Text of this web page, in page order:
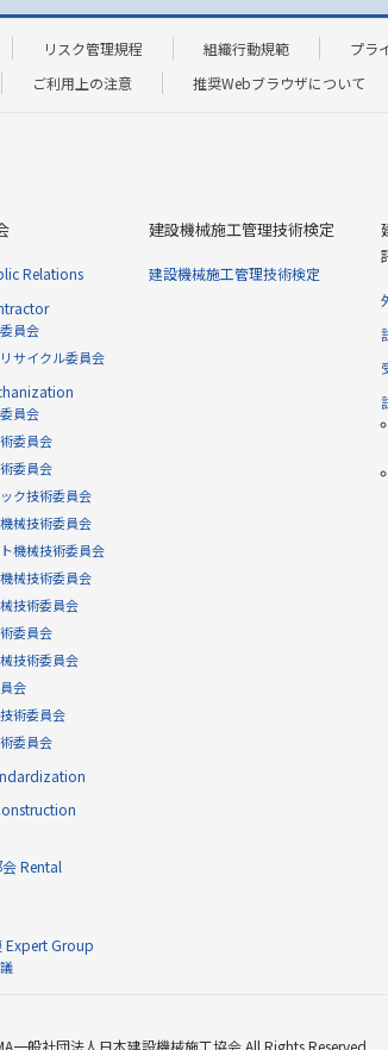
リスク管理規程 組織行動規範 プラ
ご利用上の注意 推奨Webブラウザについて
Relations
員会
サイクル委員会
員会
委員会
委員会
ク技術委員会
械技術委員会
機械技術委員会
械技術委員会
技術委員会
委員会
技術委員会
会
術委員会
委員会
Rental
Expert Group
建設機械施工管理技術検定
建設機械施工管理技術検定